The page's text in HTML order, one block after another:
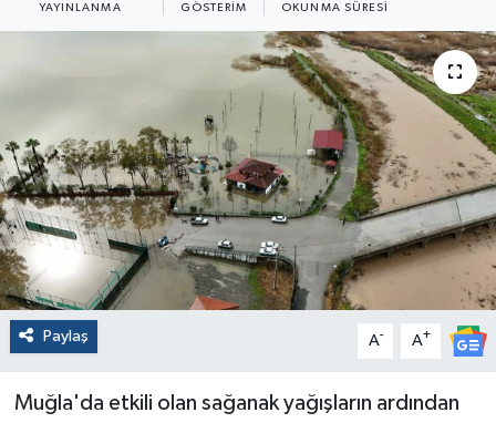
YAYINLANMA GÖSTERIM OKUNMA SÜRESI
Paylaş A- A+
Muğla'da etkili olan sağanak yağışların ardından